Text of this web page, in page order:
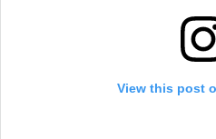
View this post